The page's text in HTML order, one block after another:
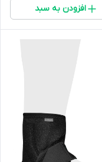
افزودن به سبد